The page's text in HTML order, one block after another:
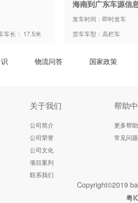
车长： 17.5米
海南到广东车源信
发车时间：即时发车
货车车型：高栏车
物流问答 国家政策
关于我们
公司简介
公司荣誉
公司文化
项目案列
联系我们
帮助
更多帮助
常见问题
Copyright©2019
粤